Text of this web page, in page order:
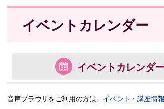
イベントカレンダー
イベント カレンダ
音声ブラウザをご利用の方は、 イベント・講座情